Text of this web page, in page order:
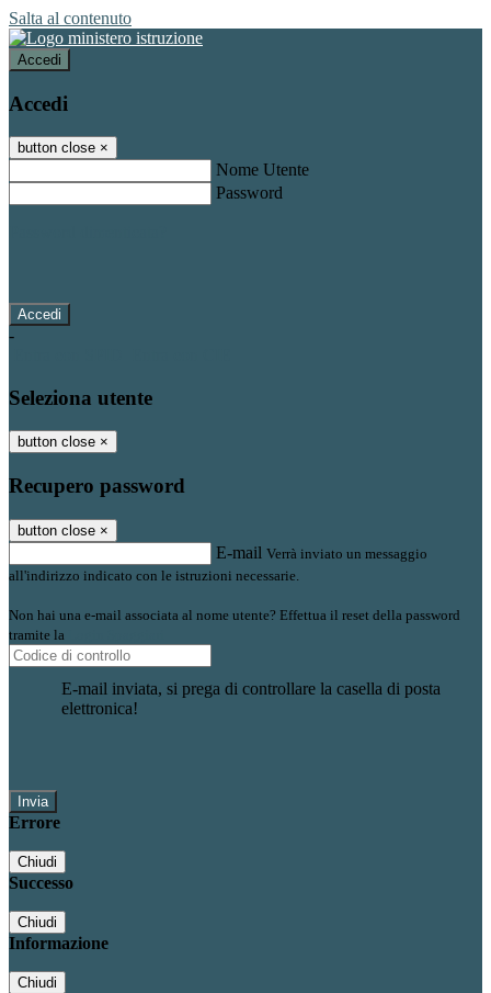
Salta al contenuto
Accedi
Accedi
button close ×
Nome Utente
Password
-
Seleziona utente
button close ×
Recupero password
button close ×
E-mail Verrà inviato un messaggio
all'indirizzo indicato con le istruzioni necessarie.
Non hai una e-mail associata al nome utente? Effettua il reset della password
tramite la
E-mail inviata, si prega di controllare la casella di posta
elettronica!
Errore
Chiudi
Successo
Chiudi
Informazione
Chiudi